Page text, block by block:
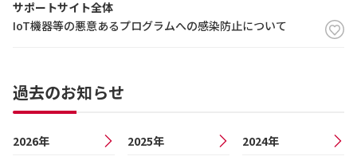
サポートサイト全体
IoT機器等の悪意あるプログラムへの感染防止について
過去のお知らせ
2026年 2025年 2024年